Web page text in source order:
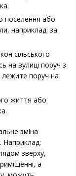
поселення або
наприклад: за
сільського
на вулиці поруч з
поруч на
життя або
зміна
Наприклад:
зверху,
а